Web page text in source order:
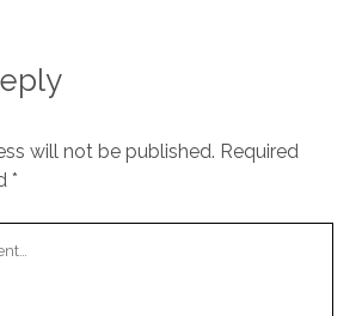
will not be published. Required
*